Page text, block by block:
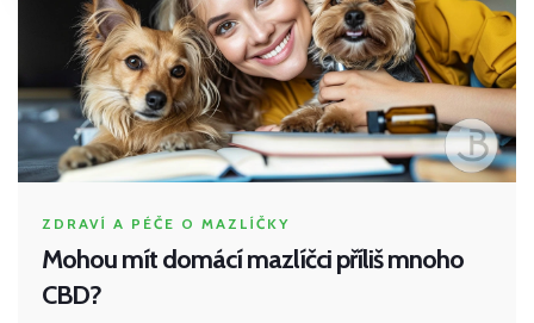
ZDRAVÍ A PÉČE O MAZLÍČKY
Mohou mít domácí mazlíčci příliš mnoho
CBD?